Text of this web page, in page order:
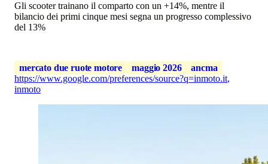
Gli scooter trainano il comparto con un +14%, mentre il
bilancio dei primi cinque mesi segna un progresso complessivo
del 13%
mercato due ruote motore maggio 2026
ancma
https://www.google.com/preferences/source?q=inmoto.it,
inmoto